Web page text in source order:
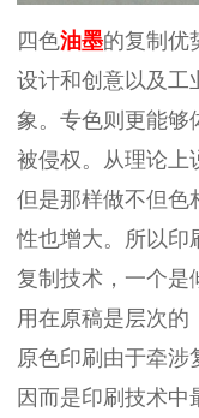
四色油墨的复制优
设计和创意以及工
象。专色则更能够
被侵权。从理论上
但是那样做不但色
性也增大。所以印
复制技术，一个是
用在原稿是层次的
原色印刷由于牵涉
因而是印刷技术